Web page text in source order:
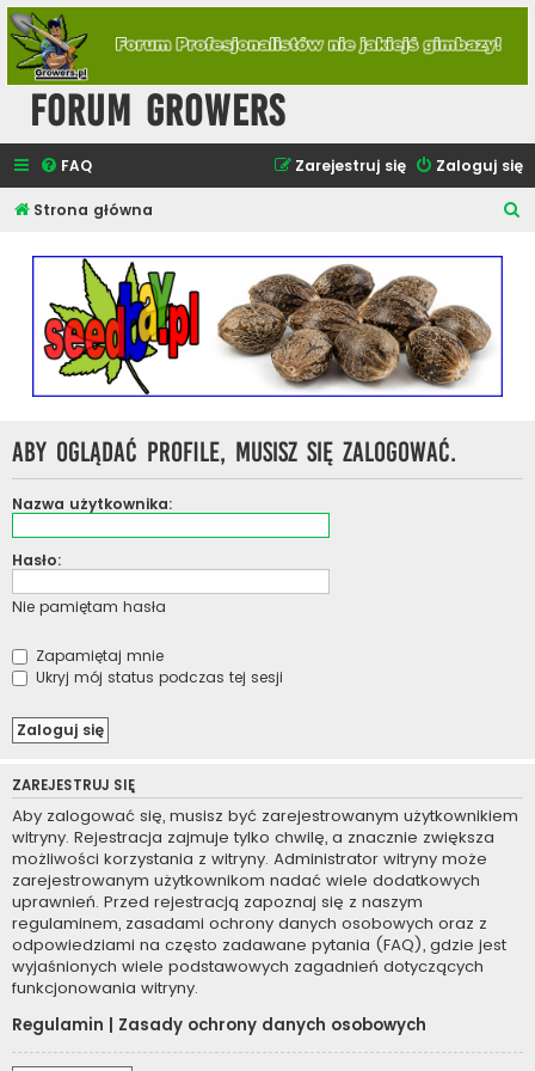
Forum Growers
FAQ Zaloguj się
Zarejestruj się
Strona główna
Aby oglądać profile, musisz się zalogować.
Nazwa użytkownika:
Hasło:
Nie pamiętam hasła
Zapamiętaj mnie
Ukryj mój status podczas tej sesji
ZAREJESTRUJ SIĘ
Aby zalogować się, musisz być zarejestrowanym użytkownikiem
witryny. Rejestracja zajmuje tylko chwilę, a znacznie zwiększa
możliwości korzystania z witryny. Administrator witryny może
zarejestrowanym użytkownikom nadać wiele dodatkowych
uprawnień. Przed rejestracją zapoznaj się z naszym
regulaminem, zasadami ochrony danych osobowych oraz z
odpowiedziami na często zadawane pytania (FAQ), gdzie jest
wyjaśnionych wiele podstawowych zagadnień dotyczących
funkcjonowania witryny.
Regulamin | Zasady ochrony danych osobowych